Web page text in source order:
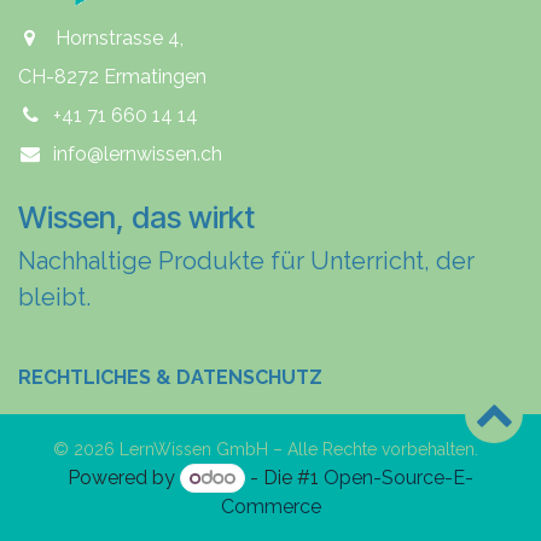
Hornstrasse 4,
CH-8272 Ermatingen
+41 71 660 14 14
info@lernwissen.ch
Wissen, das wirkt
Nachhaltige Produkte für Unterricht, der
bleibt.
RECHTLICHES & DATENSCHUTZ
© 2026 LernWissen GmbH – Alle Rechte vorbehalten.
Powered by - Die #1 Open-Source-E-
Commerce